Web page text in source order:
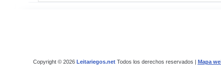
Copyright © 2026 Leitariegos.netTodos los derechos reservados | Mapa